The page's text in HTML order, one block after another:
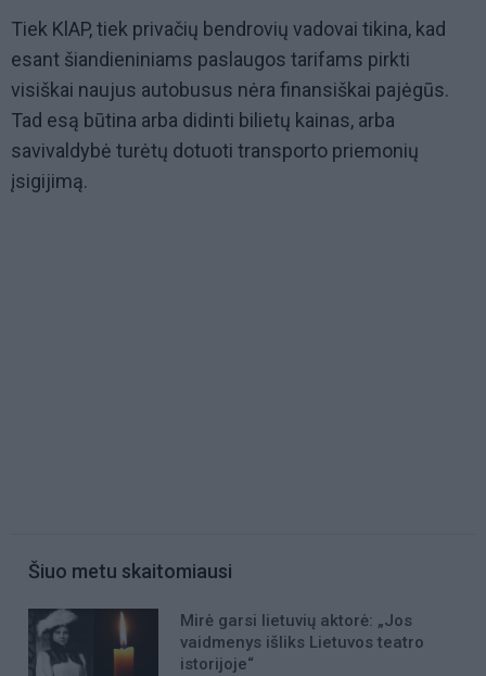
Tiek KlAP, tiek privačių bendrovių vadovai tikina, kad
esant šiandieniniams paslaugos tarifams pirkti
visiškai naujus autobusus nėra finansiškai pajėgūs.
Tad esą būtina arba didinti bilietų kainas, arba
savivaldybė turėtų dotuoti transporto priemonių
įsigijimą.
Šiuo metu skaitomiausi
Mirė garsi lietuvių aktorė: „Jos
vaidmenys išliks Lietuvos teatro
istorijoje“